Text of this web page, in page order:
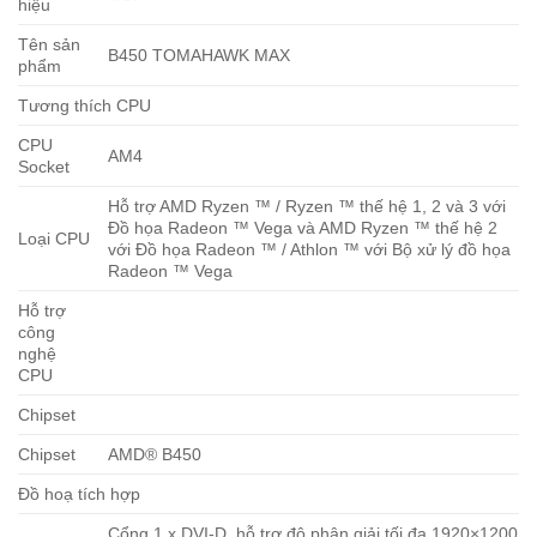
bộ nhớ hoặc card đồ họa.
hiệu
Tên sản
phẩm
B450 TOMAHAWK MAX
Tương thích CPU
CPU
Socket
AM4
Loại CPU
Hỗ trợ AMD Ryzen ™ / Ryzen ™ thế hệ 1, 2 và 3 với
Đồ họa Radeon ™ Vega và AMD Ryzen ™ thế hệ 2
với Đồ họa Radeon ™ / Athlon ™ với Bộ xử lý đồ họa
Radeon ™ Vega
Hỗ trợ
công
nghệ
CPU
Chipset
Chipset AMD® B450
Đồ hoạ tích hợp